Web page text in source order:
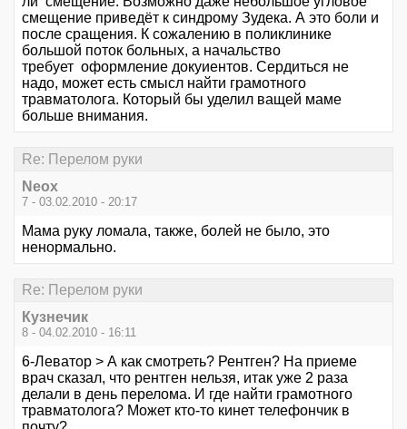
смещение приведёт к синдрому Зудека. А это боли и
после сращения. К сожалению в поликлинике
большой поток больных, а начальство
требует оформление докуиентов. Сердиться не
надо, может есть смысл найти грамотного
травматолога. Который бы уделил ващей маме
больше внимания.
Re: Перелом руки
Neox
7 - 03.02.2010 - 20:17
Мама руку ломала, также, болей не было, это
ненормально.
Re: Перелом руки
Кузнечик
8 - 04.02.2010 - 16:11
6-Леватор > А как смотреть? Рентген? На приеме
врач сказал, что рентген нельзя, итак уже 2 раза
делали в день перелома. И где найти грамотного
травматолога? Может кто-то кинет телефончик в